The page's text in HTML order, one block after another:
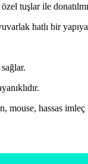
tuşlar ile
hatlı bir
mouse, hassas